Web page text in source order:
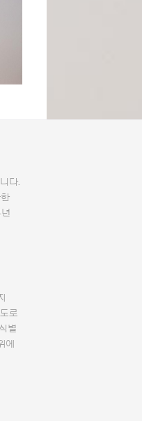
다.
로
별
에